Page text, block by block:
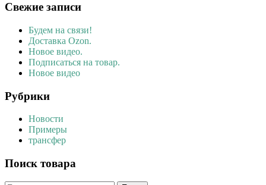
Свежие записи
Будем на связи!
Доставка Ozon.
Новое видео.
Подписаться на товар.
Новое видео
Рубрики
Новости
Примеры
трансфер
Поиск товара